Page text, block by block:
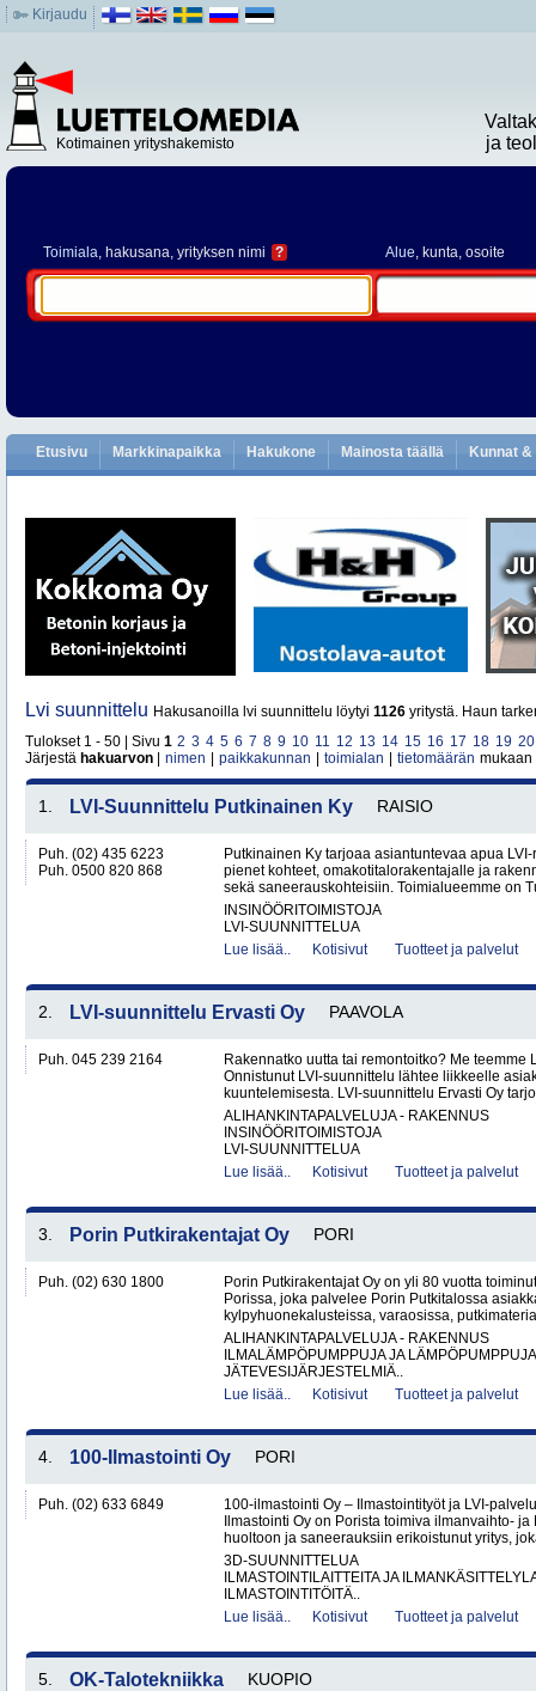
Kirjaudu
Kotimainen yrityshakemisto
ja
Toimiala, hakusana, yrityksen nimi ? Alue, kunta, osoite
Etusivu Markkinapaikka Hakukone Mainosta täällä Kunnat
Lvi suunnittelu Hakusanoilla lvi suunnittelu löytyi 1126 yritystä. Haun
Tulokset 1 - 50 | Sivu 1 2 3 4 5 6 7 8 9 10 11 12 13 14 15 16 17 18 19 20
Järjestä hakuarvon nimen paikkakunnan toimialan tietomäärän mukaan
1. LVI-Suunnittelu Putkinainen Ky RAISIO
Puh. (02) 435 6223
Puh. 0500 820 868
Putkinainen Ky tarjoaa asiantuntevaa apua
pienet kohteet, omakotitalorakentajalle ja
sekä saneerauskohteisiin. Toimialueemme on
INSINÖÖRITOIMISTOJA
LVI-SUUNNITTELUA
Lue lisää..
Kotisivut Tuotteet ja palvelut
2. LVI-suunnittelu Ervasti Oy PAAVOLA
Puh. 045 239 2164
Rakennatko uutta tai remontoitko? Me teemme
Onnistunut LVI-suunnittelu lähtee liikkeelle
kuuntelemisesta. LVI-suunnittelu Ervasti Oy
ALIHANKINTAPALVELUJA - RAKENNUS
INSINÖÖRITOIMISTOJA
LVI-SUUNNITTELUA
Lue lisää..
Kotisivut Tuotteet ja palvelut
3. Porin Putkirakentajat Oy PORI
Puh. (02) 630 1800
Porin Putkirakentajat Oy on yli 80 vuotta
Porissa, joka palvelee Porin Putkitalossa
kylpyhuonekalusteissa, varaosissa,
ALIHANKINTAPALVELUJA - RAKENNUS
ILMALÄMPÖPUMPPUJA JA LÄMPÖPUMPPUJA
JÄTEVESIJÄRJESTELMIÄ..
Lue lisää..
Kotisivut Tuotteet ja palvelut
4. 100-Ilmastointi Oy PORI
Puh. (02) 633 6849
100-ilmastointi Oy – Ilmastointityöt ja LVI-
Ilmastointi Oy on Porista toimiva ilmanvaihto-
huoltoon ja saneerauksiin erikoistunut yritys,
3D-SUUNNITTELUA
ILMASTOINTILAITTEITA JA
ILMASTOINTITÖITÄ..
Lue lisää..
Kotisivut Tuotteet ja palvelut
5. OK-Talotekniikka KUOPIO